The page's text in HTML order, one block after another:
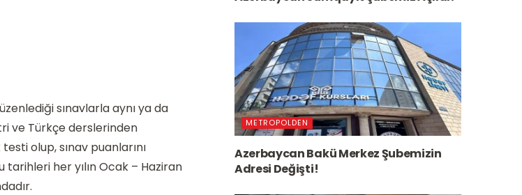
sınavlarla aynı ya da
ve Türkçe derslerinden
olup, sınav puanlarını
her yılın Ocak – Haziran
METROPOLDEN
Azerbaycan Bakü Merkez Şubemizin
Adresi Değişti!